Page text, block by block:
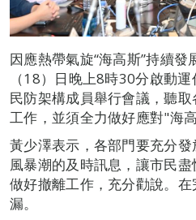
因應熱帶氣旋“海高斯”持續
（18）日晚上8時30分啟動
民防架構成員舉行會議，聽
工作，並須全力做好應對"海高
黃少澤表示，各部門要充分
風暴潮的及時訊息，讓市民
做好撤離工作，充分勸說。
漏。